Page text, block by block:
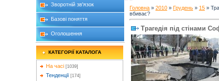
Зворотній зв'язок
Базові поняття
Оголошення
КАТЕГОРІЇ КАТАЛОГА
На часі [1039]
Тенденції [174]
Головна » 2010 » Грудень » 15 »
вбиває?
Трагедія під стінами